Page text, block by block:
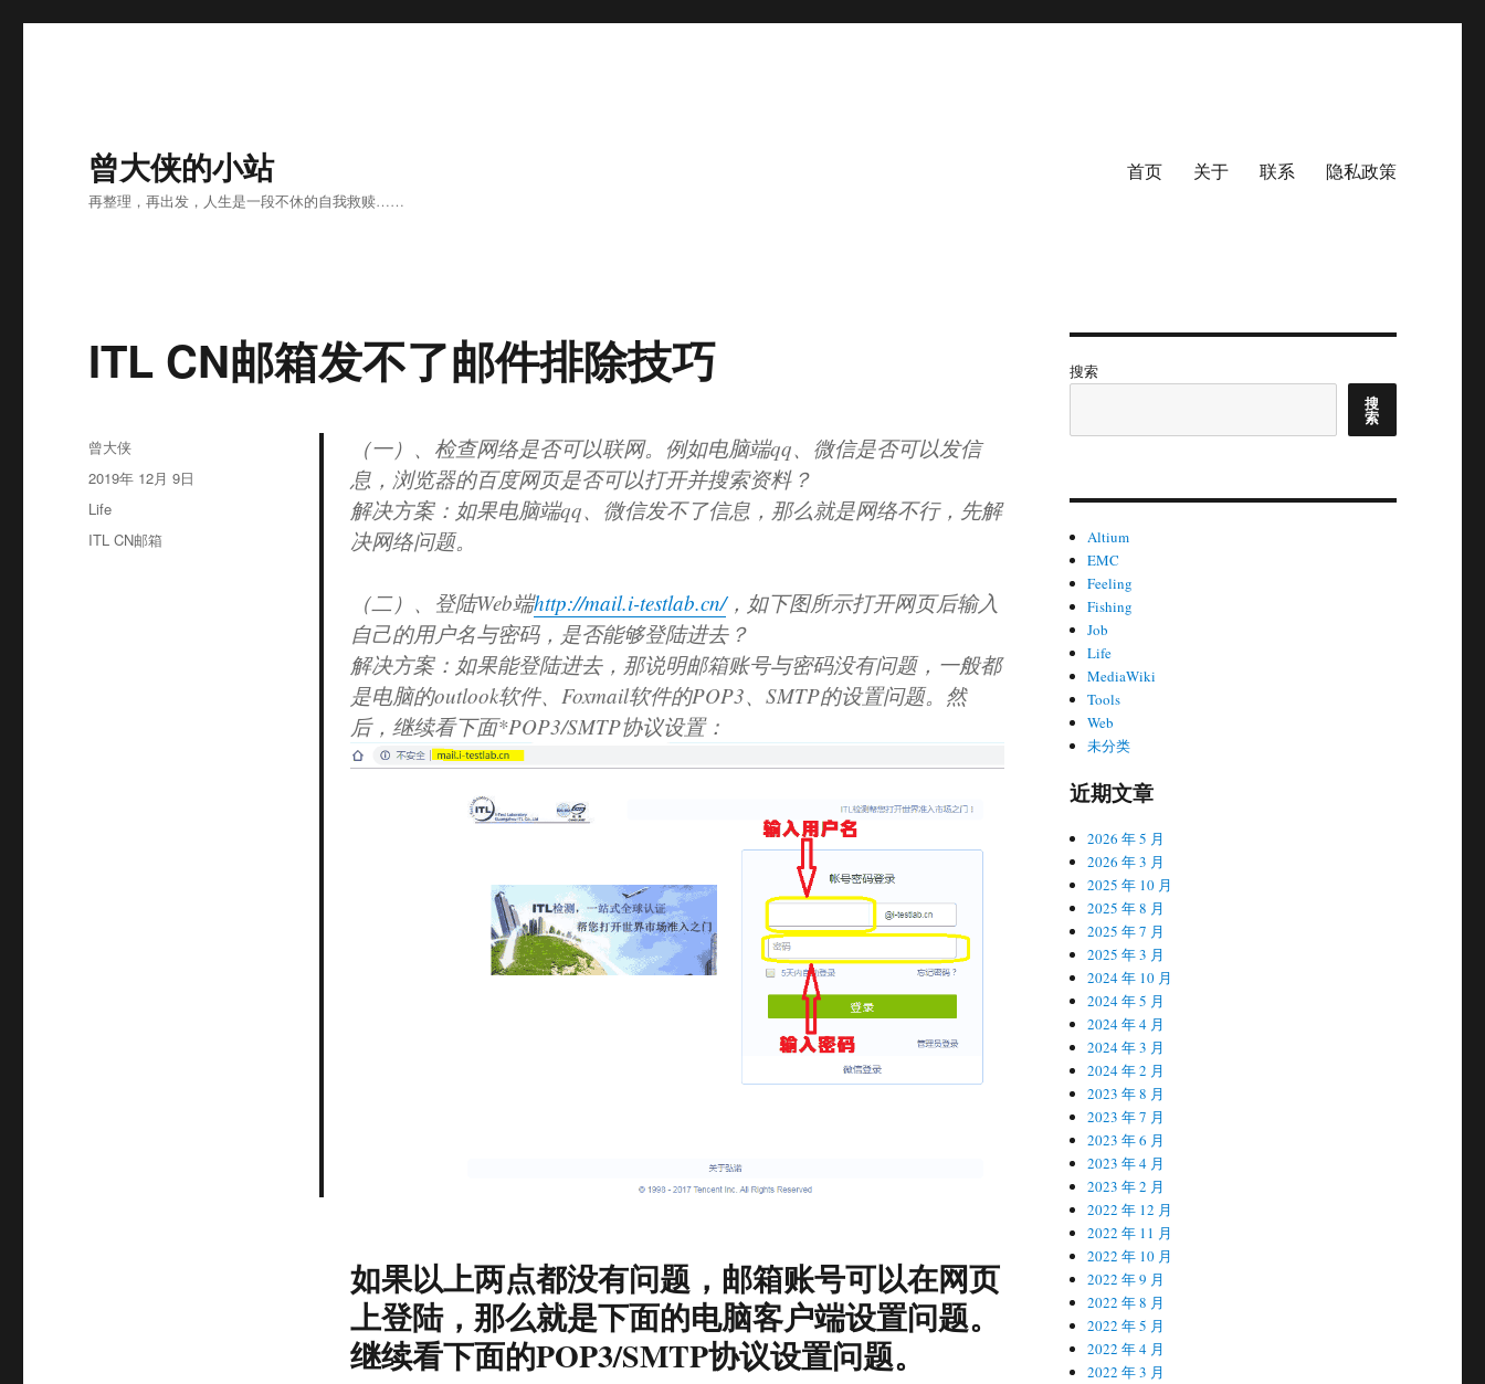
曾大侠的小站
再整理，再出发，人生是一段不休的自我救赎……
首页 关于 联系 隐私政策
ITL CN邮箱发不了邮件排除技巧
（一）、检查网络是否可以联网。例如电脑端qq、微信是否可以发信
息，浏览器的百度网页是否可以打开并搜索资料？
解决方案：如果电脑端qq、微信发不了信息，那么就是网络不行，先解
决网络问题。
（二）、登陆Web端http://mail.i-testlab.cn/，如下图所示打开网页后输入
自己的用户名与密码，是否能够登陆进去？
解决方案：如果能登陆进去，那说明邮箱账号与密码没有问题，一般都
是电脑的outlook软件、Foxmail软件的POP3、SMTP的设置问题。然
后，继续看下面*POP3/SMTP协议设置：
如果以上两点都没有问题，邮箱账号可以在网页
上登陆，那么就是下面的电脑客户端设置问题。
继续看下面的POP3/SMTP协议设置问题。
作
者
曾大侠
发
布
2019年 12月 9日
分
类
Life
标
ITL CN邮箱
搜索
搜
索
Altium
EMC
Feeling
Fishing
Job
Life
MediaWiki
Tools
Web
未分类
近期文章
2026 年 5 月
2026 年 3 月
2025 年 10 月
2025 年 8 月
2025 年 7 月
2025 年 3 月
2024 年 10 月
2024 年 5 月
2024 年 4 月
2024 年 3 月
2024 年 2 月
2023 年 8 月
2023 年 7 月
2023 年 6 月
2023 年 4 月
2023 年 2 月
2022 年 12 月
2022 年 11 月
2022 年 10 月
2022 年 9 月
2022 年 8 月
2022 年 5 月
2022 年 4 月
2022 年 3 月